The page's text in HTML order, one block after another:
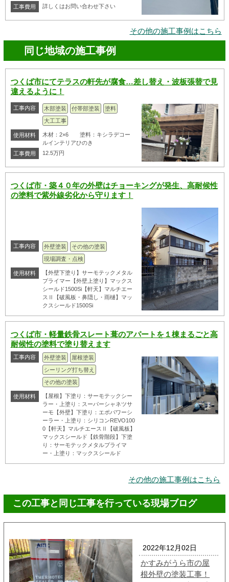
工事費用 詳しくはお問い合わせ下さい
その他の施工事例はこちら
同じ地域の施工事例
つくば市にてテラスの軒先が腐食…差し替え・波板張替で見
違えるように！
工事内容 木部塗装 付帯部塗装
塗料
大工工事
使用材料
木材：2×6 塗料：キシラデコー
ルインテリアひのき
工事費用
12.5万円
つくば市・築４０年の外壁はチョーキングが発生、高耐候性
の塗料で紫外線劣化から守ります！
工事内容 外壁塗装
その他の塗装
現場調査・点検
使用材料
【外壁下塗り】サーモテックメタル
プライマー【外壁上塗り】マックス
シールド1500Si【軒天】マルチエー
スⅡ【破風板・鼻隠し・雨樋】マッ
クスシールド1500Si
つくば市・軽量鉄骨スレート葺のアパートを１棟まるごと高
耐候性の塗料で塗り替えます
工事内容 外壁塗装
屋根塗装
シーリング打ち替え
その他の塗装
使用材料
【屋根】下塗り：サーモテックシー
ラー・上塗り：スーパーシャネツサ
ーモ【外壁】下塗り：エポパワーシ
ーラー・上塗り：シリコンREVO100
0【軒天】マルチエースⅡ【破風板】
マックスシールド【鉄骨階段】下塗
り：サーモテックメタルプライマ
ー・上塗り：マックスシールド
その他の施工事例はこちら
この工事と同じ工事を行っている現場ブログ
2022年12月02日
かすみがうら市の屋
根外壁の塗装工事！